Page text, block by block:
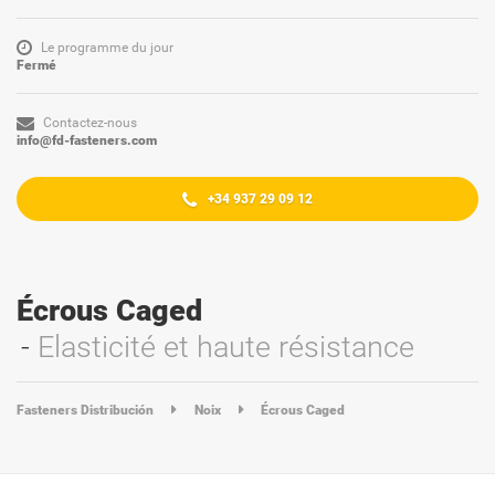
Le programme du jour
Fermé
Contactez-nous
info@fd-fasteners.com
+34 937 29 09 12
Écrous Caged
Elasticité et haute résistance
Fasteners Distribución Noix Écrous Caged